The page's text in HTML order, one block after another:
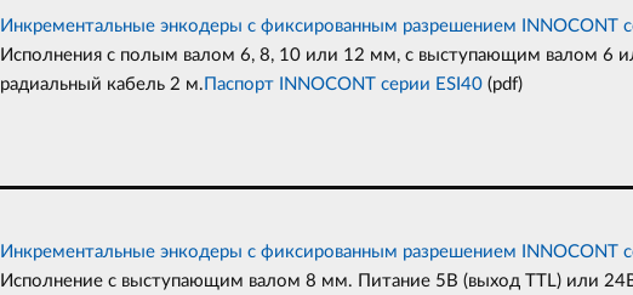
Инкрементальные энкодеры с фиксированным разрешением INNOCONT
Исполнения с полым валом 6, 8, 10 или 12 мм, с выступающим валом 6
радиальный кабель 2 м. Паспорт INNOCONT серии ESI40 (pdf)
Инкрементальные энкодеры с фиксированным разрешением INNOCONT
Исполнение с выступающим валом 8 мм. Питание 5В (выход TTL) или